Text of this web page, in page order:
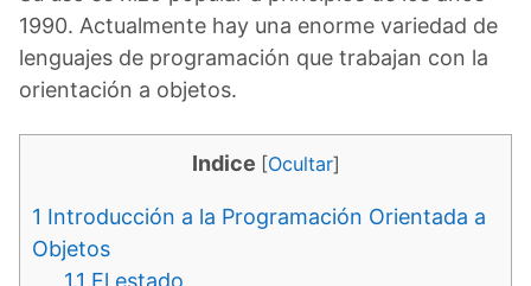
1990. Actualmente hay una enorme variedad de
lenguajes de programación que trabajan con la
orientación a objetos.
Indice [Ocultar]
1 Introducción a la Programación Orientada a
Objetos
1.1 El estado